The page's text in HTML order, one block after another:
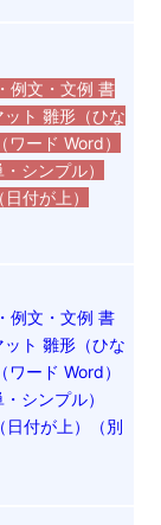
例文・文例 書
ト 雛形（ひな
ード Word）
シンプル）
付が上）
例文・文例 書
ト 雛形（ひな
ード Word）
シンプル）
付が上）（別